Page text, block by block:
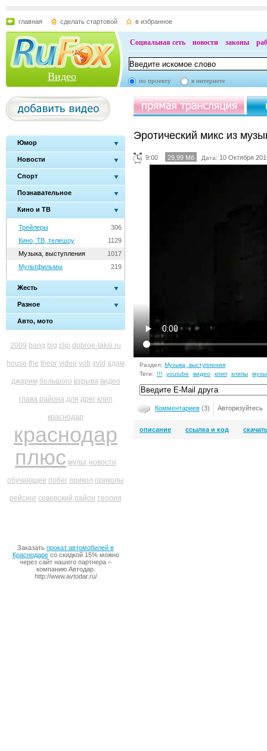
главная сделать стартовой в избранное
Видео
Социальная сеть новости законы
по проекту в интернете
Юмор
Новости
Спорт
Познавательное
Кино и ТВ
306
Трейлеры
1129
Кино, ТВ, телешоу
1017
Музыка, выступления
219
Мультфильмы
Жесть
Разное
Авто, мото
2009 bang big clip dobroe-taksi.ru
house the theor video vob xvid адам
джарим большого взрыва видео
глава района для дрег клип
краснодар
краснодар
плюс мульт новости
обучающее побег прикол приколы
рейсинг северский район теория
Заказать прокат автомобилей в
Краснодаресо скидкой 15% можно
через сайт нашего партнера –
компанию Автодар.
http://www.avtodar.ru/
Эротический микс из
9:00 29,99 Мб Дата: 10 Октября
Раздел: Музыка, выступления
Теги:
!!! youtube видео клип клипы
Комментариев (3) Авторизуйтесь
описание ссылка и код